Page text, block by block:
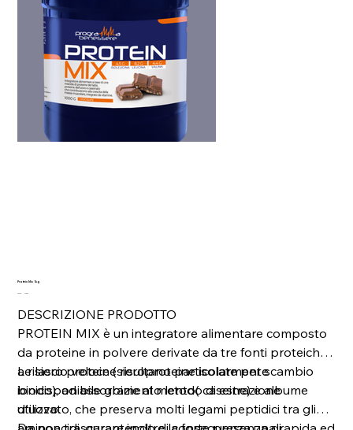
Protein Mix 1kg
Prezzo
Prezzo
DESCRIZIONE PRODOTTO
PROTEIN MIX è un integratore alimentare composto
da proteine in polvere derivate da tre fonti proteiche:
a rilascio veloce (sieroproteine isolate per scambio
ionico), ad assorbimento lento( caseine) e albume
d'uovo.
Le siero proteine risultano particolarmente
biodisponibile grazie al metodo di estrazione
utilizzato, che preserva molti legami peptidici tra gli